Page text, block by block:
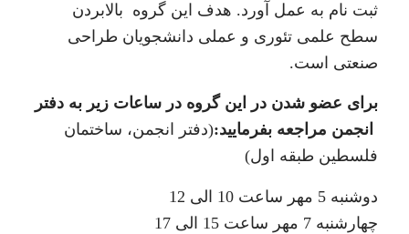
ثبت نام به عمل آورد. هدف این گروه بالابردن
سطح علمی تئوری و عملی دانشجویان طراحی
صنعتی است.
برای عضو شدن در این گروه در ساعات زیر به دفتر
انجمن مراجعه بفرمایید:(دفتر انجمن، ساختمان
فلسطین طبقه اول)
دوشنبه 5 مهر ساعت 10 الی 12
چهارشنبه 7 مهر ساعت 15 الی 17